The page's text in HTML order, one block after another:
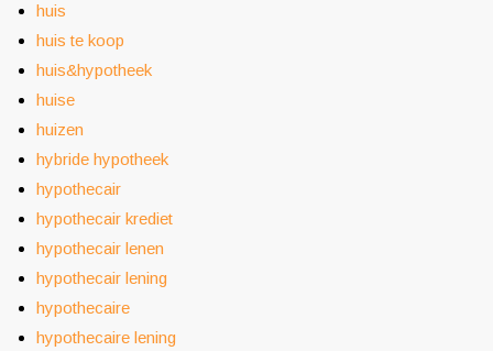
huis
huis te koop
huis&hypotheek
huise
huizen
hybride hypotheek
hypothecair
hypothecair krediet
hypothecair lenen
hypothecair lening
hypothecaire
hypothecaire lening